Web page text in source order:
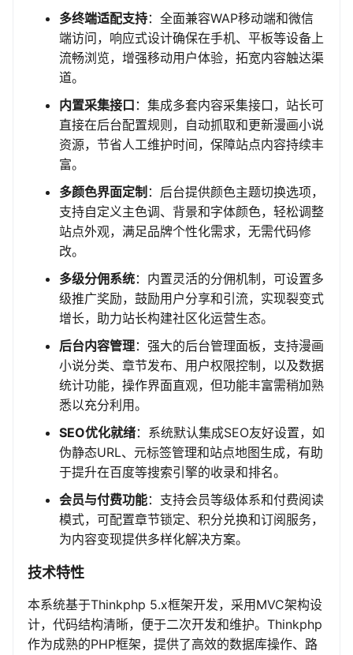
多终端适配支持：全面兼容WAP移动端和微信
端访问，响应式设计确保在手机、平板等设备上
流畅浏览，增强移动用户体验，拓宽内容触达渠
道。
内置采集接口 ：集成多套内容采集接口，站长可
直接在后台配置规则，自动抓取和更新漫画小说
资源，节省人工维护时间，保障站点内容持续丰
富。
多颜色界面定制 ：后台提供颜色主题切换选项，
支持自定义主色调、背景和字体颜色，轻松调整
站点外观，满足品牌个性化需求，无需代码修
改。
多级分佣系统：内置灵活的分佣机制，可设置多
级推广奖励，鼓励用户分享和引流，实现裂变式
增长，助力站长构建社区化运营生态。
后台内容管理：强大的后台管理面板，支持漫画
小说分类、章节发布、用户权限控制，以及数据
统计功能，操作界面直观，但功能丰富需稍加熟
悉以充分利用。
SEO优化就绪：系统默认集成SEO友好设置，如
伪静态URL、元标签管理和站点地图生成，有助
于提升在百度等搜索引擎的收录和排名。
会员与付费功能：支持会员等级体系和付费阅读
模式，可配置章节锁定、积分兑换和订阅服务，
为内容变现提供多样化解决方案。
技术特性
本系统基于Thinkphp 5.x框架开发，采用MVC架构设
计，代码结构清晰，便于二次开发和维护。Thinkphp
作为成熟的PHP框架，提供了高效的数据库操作、路